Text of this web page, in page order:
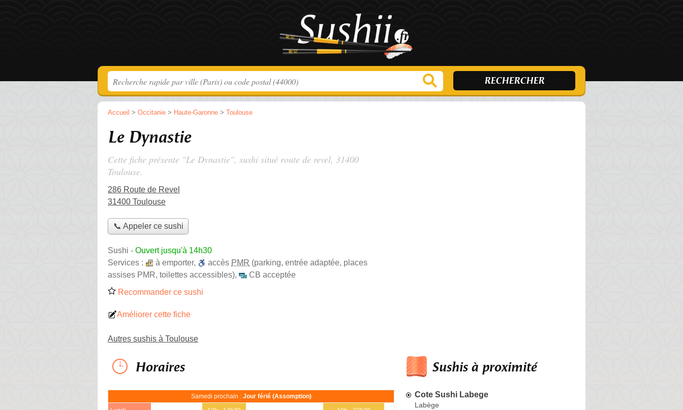
Accueil > Occitanie > Haute-Garonne > Toulouse
Le Dynastie
Cette fiche présente "Le Dynastie", sushi situé route de revel, 31400
Toulouse.
286 Route de Revel
31400 Toulouse
📞 Appeler ce sushi
Sushi - Ouvert jusqu'à 14h30
Services :
à emporter, accès PMR (parking, entrée adaptée, places
assises PMR, toilettes accessibles),
CB acceptée
Recommander ce sushi
Améliorer cette fiche
Autres sushis à Toulouse
Horaires
Samedi prochain : Jour férié (Assomption)
Sushis à proximité
Cote Sushi Labege
Labège